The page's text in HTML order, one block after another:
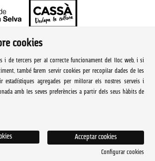
107
972 460 005
cookies
i de tercers per al correcte funcionament del lloc web, i si
també farem servir cookies per recopilar dades de les
estadístiques agregades per millorar els nostres serveis i
amb les seves preferències a partir dels seus hàbits de
Acceptar cookies
Configurar cookies